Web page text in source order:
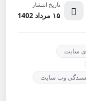
تاریخ انتشار
۱۵ مرداد 1402
سایت
وب سایت